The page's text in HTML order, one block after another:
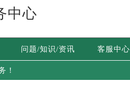
中心
问题/知识/资讯 客服中心
！